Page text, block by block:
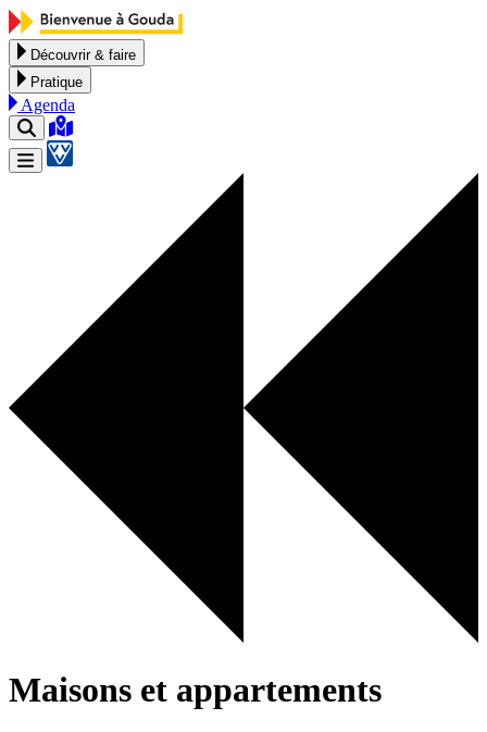
Aller au contenu
Découvrir & faire
Pratique
Agenda
Maisons et appartements